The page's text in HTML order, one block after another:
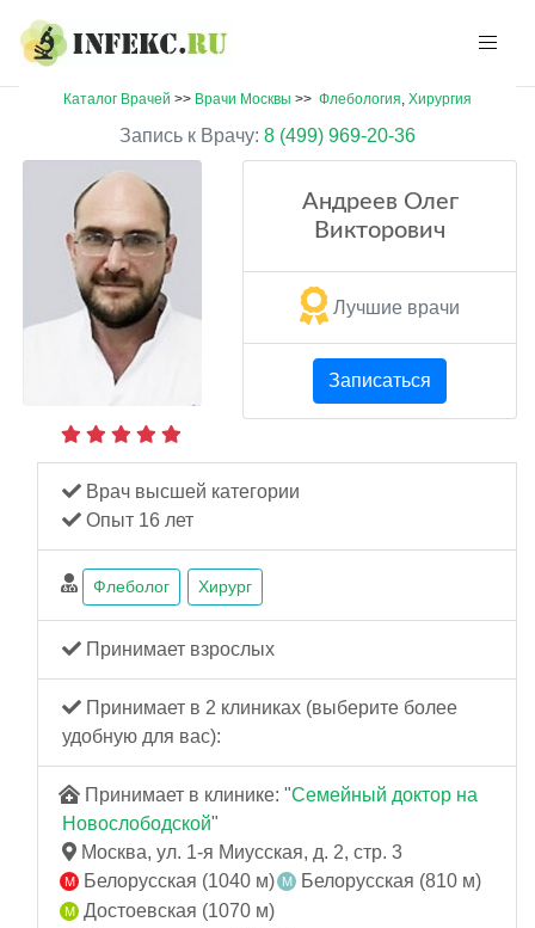
Каталог Врачей >> Врачи Москвы >> Флебология, Хирургия
Запись к Врачу: 8 (499) 969-20-36
Андреев Олег
Викторович
Лучшие врачи
Записаться
Врач высшей категории
Опыт 16 лет
Флеболог Хирург
Принимает взрослых
Принимает в 2 клиниках (выберите более
удобную для вас):
Принимает в клинике: "Семейный доктор на
Новослободской"
Москва, ул. 1-я Миусская, д. 2, стр. 3
Белорусская (1040 м)
Белорусская (810 м)
Достоевская (1070 м)